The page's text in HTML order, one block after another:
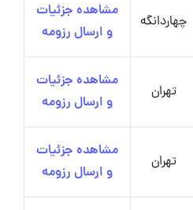
چهاردانگه
مشاهده جزئیات
و ارسال رزومه
تهران
مشاهده جزئیات
و ارسال رزومه
تهران
مشاهده جزئیات
و ارسال رزومه